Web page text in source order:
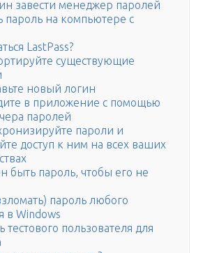
завести менеджер паролей
пароль на компьютере с
LastPass?
существующие
новый логин
в приложение с помощью
паролей
пароли и
доступ к ним на всех ваших
быть пароль, чтобы его не
пароль любого
в Windows
тестового пользователя для